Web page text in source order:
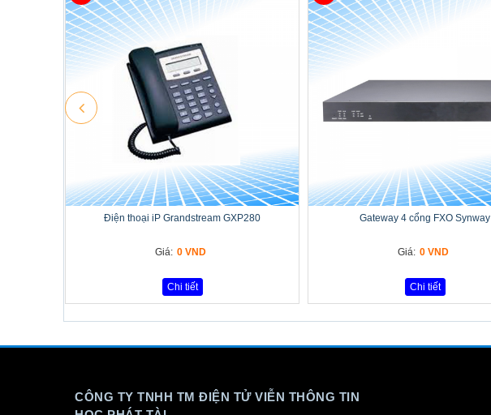
Điện thoại iP Grandstream GXP280
Giá: 0 VND
Chi tiết
Gateway 4 cổng FXO Synway
Giá: 0 VND
Chi tiết
CÔNG TY TNHH TM ĐIỆN TỬ VIỄN THÔNG TIN